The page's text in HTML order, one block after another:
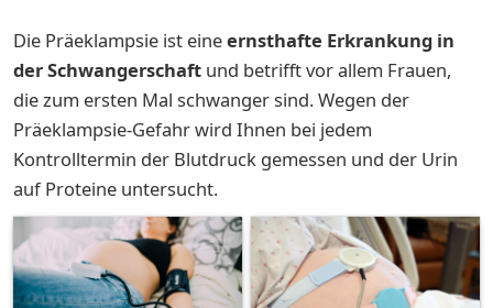
Die Präeklampsie ist eineernsthafte Erkrankung in
der Schwangerschaft und betrifft vor allem Frauen,
die zum ersten Mal schwanger sind. Wegen der
Präeklampsie-Gefahr wird Ihnen bei jedem
Kontrolltermin der Blutdruck gemessen und der Urin
auf Proteine untersucht.